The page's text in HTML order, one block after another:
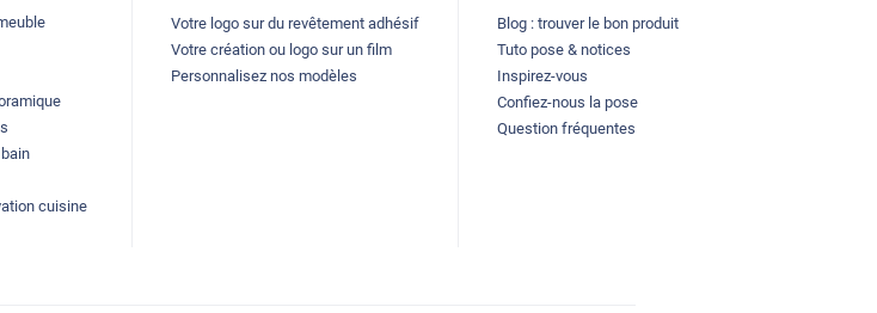
cuisine
Votre logo sur du revêtement adhésif
Votre création ou logo sur un film
Personnalisez nos modèles
Blog : trouver le bon produit
Tuto pose & notices
Inspirez-vous
Confiez-nous la pose
Question fréquentes